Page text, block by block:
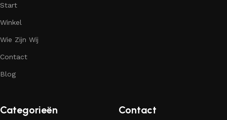
Start
Winkel
Wie Zijn Wij
Contact
Blog
Categorieën Contact